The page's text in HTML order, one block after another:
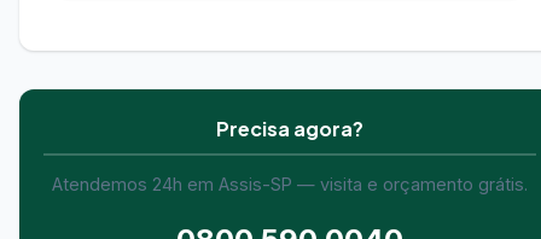
Precisa agora?
Atendemos 24h em Assis-SP — visita e orçamento grátis.